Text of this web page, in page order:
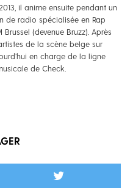
il anime ensuite pendant un
de radio spécialisée en Rap
(devenue Bruzz). Après
de la scène belge sur
en charge de la ligne
de Check.